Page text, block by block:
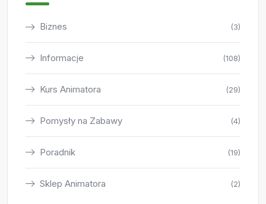
Biznes (3)
Informacje (108)
Kurs Animatora (29)
Pomysły na Zabawy (4)
Poradnik (19)
Sklep Animatora (2)